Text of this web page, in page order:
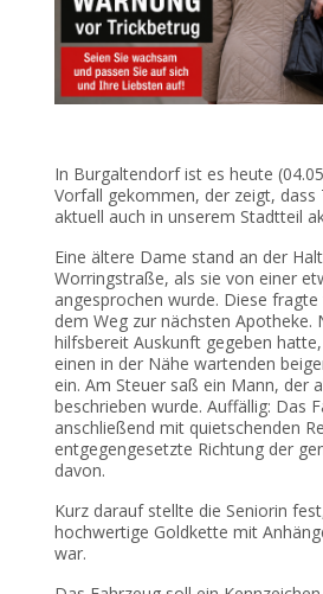
In Burgaltendorf ist es heute
Vorfall gekommen, der zeigt, dass
aktuell auch in unserem Stadtteil
Eine ältere Dame stand an der
Worringstraße, als sie von einer
angesprochen wurde. Diese
dem Weg zur nächsten Apotheke.
hilfsbereit Auskunft gegeben
einen in der Nähe wartenden
ein. Am Steuer saß ein Mann, der
beschrieben wurde. Auffällig: Das
anschließend mit quietschenden
entgegengesetzte Richtung der
davon.
Kurz darauf stellte die Seniorin
hochwertige Goldkette mit
war.